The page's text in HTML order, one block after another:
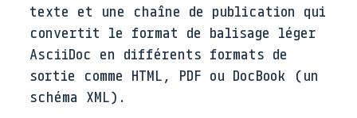
texte et une chaîne de publication qui
convertit le format de balisage léger
AsciiDoc en différents formats de
sortie comme HTML, PDF ou DocBook (un
schéma XML).